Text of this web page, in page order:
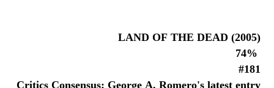
LAND OF THE DEAD (2005)
#181